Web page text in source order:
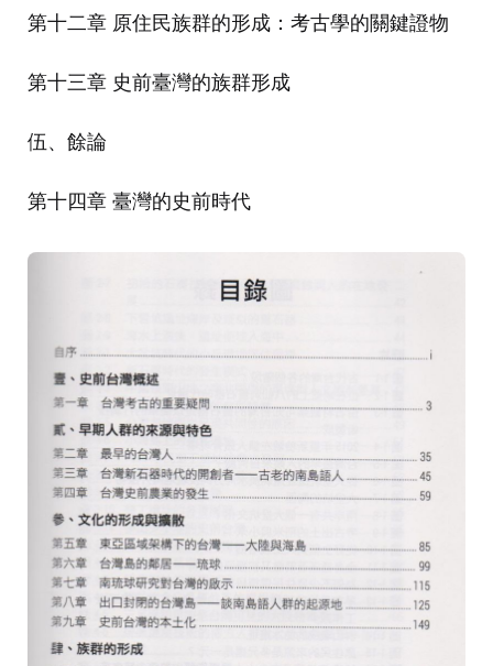
第十二章 原住民族群的形成：考古學的關鍵證物
第十三章 史前臺灣的族群形成
伍、餘論
第十四章 臺灣的史前時代